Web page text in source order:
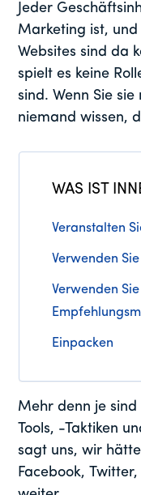
Jeder
Marketing ist,
Websites sind da
spielt es keine
sind. Wenn Sie
niemand wissen,
WAS IST
Veranstalten
Verwenden
Verwenden
Einpacken
Mehr denn je
Tools, -Taktiken
sagt uns, wir
Facebook,